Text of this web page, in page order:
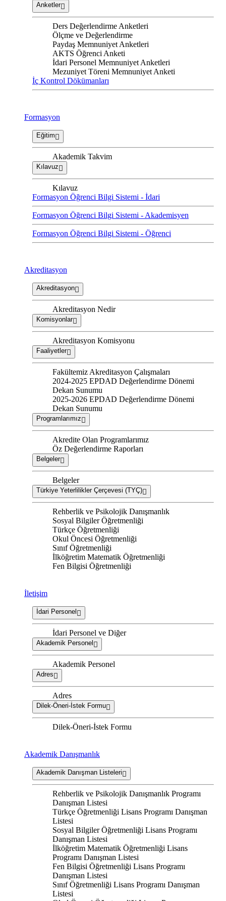
Anketler
Ders Değerlendirme Anketleri
Ölçme ve Değerlendirme
Paydaş Memnuniyet Anketleri
AKTS Öğrenci Anketi
İdari Personel Memnuniyet Anketleri
Mezuniyet Töreni Memnuniyet Anketi
İç Kontrol Dökümanları
Formasyon
Eğitim
Akademik Takvim
Kılavuz
Kılavuz
Formasyon Öğrenci Bilgi Sistemi - İdari
Formasyon Öğrenci Bilgi Sistemi - Akademisyen
Formasyon Öğrenci Bilgi Sistemi - Öğrenci
Akreditasyon
Akreditasyon
Akreditasyon Nedir
Komisyonlar
Akreditasyon Komisyonu
Faaliyetler
Fakültemiz Akreditasyon Çalışmaları
2024-2025 EPDAD Değerlendirme Dönemi
Dekan Sunumu
2025-2026 EPDAD Değerlendirme Dönemi
Dekan Sunumu
Programlarımız
Akredite Olan Programlarımız
Öz Değerlendirme Raporları
Belgeler
Belgeler
Türkiye Yeterlilikler Çerçevesi (TYÇ)
Rehberlik ve Psikolojik Danışmanlık
Sosyal Bilgiler Öğretmenliği
Türkçe Öğretmenliği
Okul Öncesi Öğretmenliği
Sınıf Öğretmenliği
İlköğretim Matematik Öğretmenliği
Fen Bilgisi Öğretmenliği
İletişim
İdari Personel
İdari Personel ve Diğer
Akademik Personel
Akademik Personel
Adres
Adres
Dilek-Öneri-İstek Formu
Dilek-Öneri-İstek Formu
Akademik Danışmanlık
Akademik Danışman Listeleri
Rehberlik ve Psikolojik Danışmanlık Programı
Danışman Listesi
Türkçe Öğretmenliği Lisans Programı Danışman
Listesi
Sosyal Bilgiler Öğretmenliği Lisans Programı
Danışman Listesi
İlköğretim Matematik Öğretmenliği Lisans
Programı Danışman Listesi
Fen Bilgisi Öğretmenliği Lisans Programı
Danışman Listesi
Sınıf Öğretmenliği Lisans Programı Danışman
Listesi